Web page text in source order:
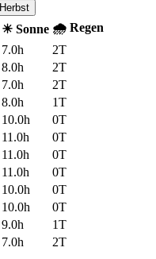
Herbst
☀ Sonne 🌧 Regen
7.0h
2T
8.0h
2T
7.0h
2T
8.0h
1T
10.0h
0T
11.0h
0T
11.0h
0T
11.0h
0T
10.0h
0T
10.0h
0T
9.0h
1T
7.0h 2T